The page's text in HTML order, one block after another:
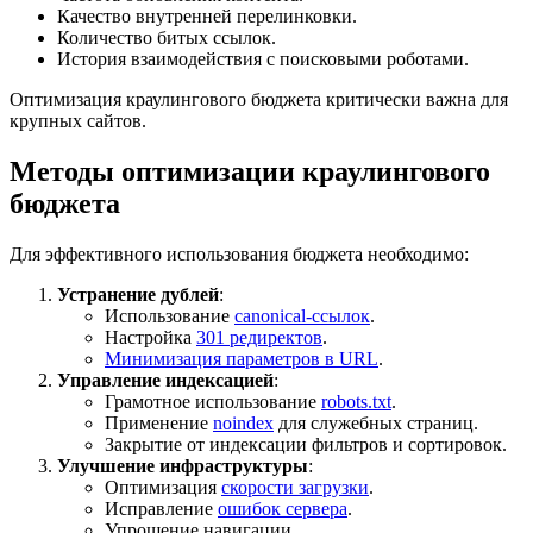
Качество внутренней перелинковки.
Количество битых ссылок.
История взаимодействия с поисковыми роботами.
Оптимизация краулингового бюджета критически важна для
крупных сайтов.
Методы оптимизации краулингового
бюджета
Для эффективного использования бюджета необходимо:
Устранение дублей:
Использование canonical-ссылок.
Настройка 301 редиректов.
Минимизация параметров в URL.
Управление индексацией:
Грамотное использование robots.txt.
Применение noindex для служебных страниц.
Закрытие от индексации фильтров и сортировок.
Улучшение инфраструктуры:
Оптимизация скорости загрузки.
Исправление ошибок сервера.